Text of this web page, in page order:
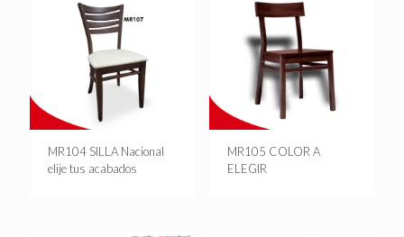
MR104 SILLA Nacional
elije tus acabados
MR105 COLOR A
ELEGIR